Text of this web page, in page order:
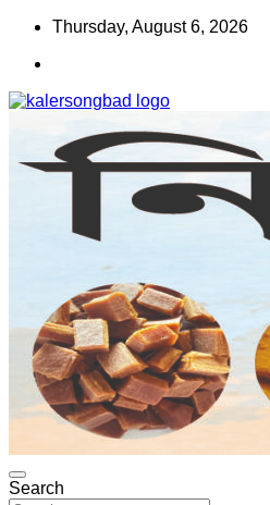
Skip
content
Thursday, August 6, 2026
কালের সংবাদ
www.kalersongbad.com
Search